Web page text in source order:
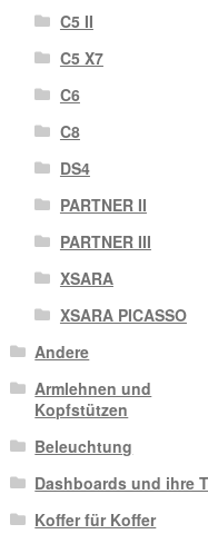
C5 II
C5 X7
C6
C8
DS4
PARTNER II
PARTNER III
XSARA
XSARA PICASSO
Andere
Armlehnen und
Kopfstützen
Beleuchtung
Dashboards und ihre
Koffer für Koffer